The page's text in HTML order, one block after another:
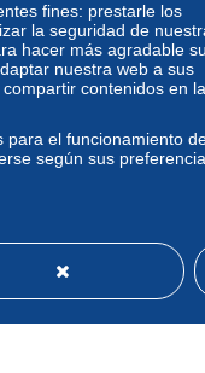
fines: prestarle los
la seguridad de
hacer más agradable
nuestra web a sus
contenidos en
para el funcionamiento
según sus